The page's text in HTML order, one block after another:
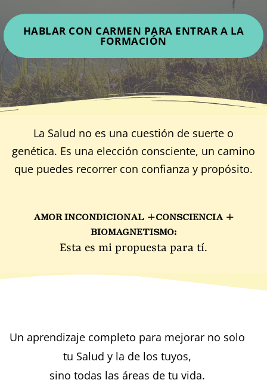
HABLAR CON CARMEN PARA ENTRAR A LA
FORMACIÓN
La Salud no es una cuestión de suerte o
genética. Es una elección consciente, un camino
que puedes recorrer con confianza y propósito.
AMOR INCONDICIONAL +CONSCIENCIA +
BIOMAGNETISMO:
Esta es mi propuesta para tí.
Un aprendizaje completo para mejorar no solo
tu Salud y la de los tuyos,
sino todas las áreas de tu vida.